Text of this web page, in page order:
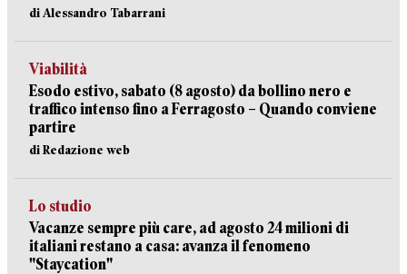
di Alessandro Tabarrani
Viabilità
Esodo estivo, sabato (8 agosto) da bollino nero e
traffico intenso fino a Ferragosto – Quando conviene
partire
di Redazione web
Lo studio
Vacanze sempre più care, ad agosto 24 milioni di
italiani restano a casa: avanza il fenomeno
"Staycation"